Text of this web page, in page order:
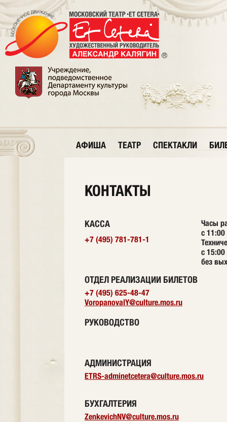
АФИША ТЕАТР СПЕКТАКЛИ
КОНТАКТЫ
КАССА
+7 (495) 781-781-1
Часы
с
с
без
ОТДЕЛ РЕАЛИЗАЦИИ БИЛЕТОВ
+7 (495) 625-48-47
VoropanovaIY@culture.mos.ru
РУКОВОДСТВО
АДМИНИСТРАЦИЯ
ETRS-adminetcetera@culture.mos.ru
БУХГАЛТЕРИЯ
ZenkevichNV@culture.mos.ru